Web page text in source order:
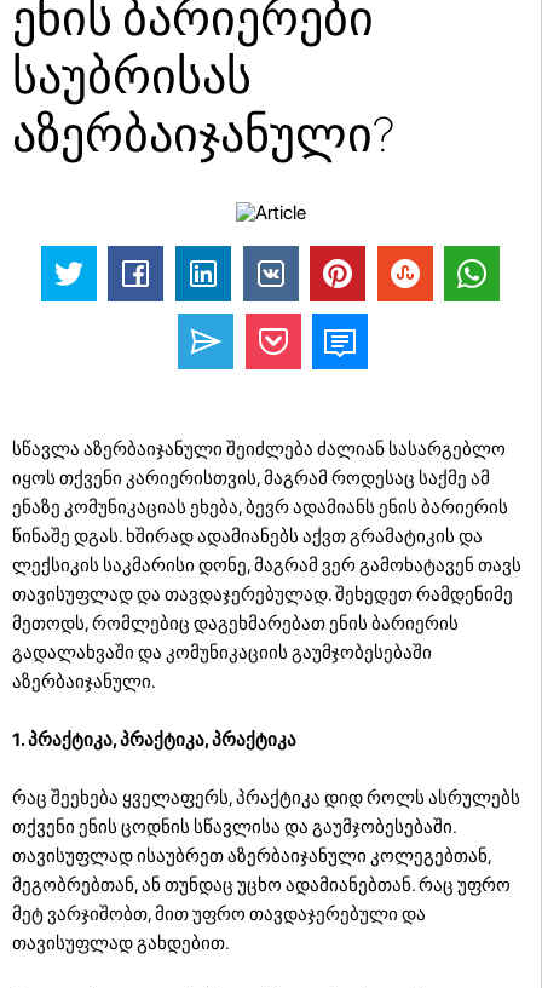
ენის ბარიერები
საუბრისას
აზერბაიჯანული?
სწავლა აზერბაიჯანული შეიძლება ძალიან სასარგებლო
იყოს თქვენი კარიერისთვის, მაგრამ როდესაც საქმე ამ
ენაზე კომუნიკაციას ეხება, ბევრ ადამიანს ენის ბარიერის
წინაშე დგას. ხშირად ადამიანებს აქვთ გრამატიკის და
ლექსიკის საკმარისი დონე, მაგრამ ვერ გამოხატავენ თავს
თავისუფლად და თავდაჯერებულად. შეხედეთ რამდენიმე
მეთოდს, რომლებიც დაგეხმარებათ ენის ბარიერის
გადალახვაში და კომუნიკაციის გაუმჯობესებაში
აზერბაიჯანული.
1. პრაქტიკა, პრაქტიკა, პრაქტიკა
რაც შეეხება ყველაფერს, პრაქტიკა დიდ როლს ასრულებს
თქვენი ენის ცოდნის სწავლისა და გაუმჯობესებაში.
თავისუფლად ისაუბრეთ აზერბაიჯანული კოლეგებთან,
მეგობრებთან, ან თუნდაც უცხო ადამიანებთან. რაც უფრო
მეტ ვარჯიშობთ, მით უფრო თავდაჯერებული და
თავისუფლად გახდებით.